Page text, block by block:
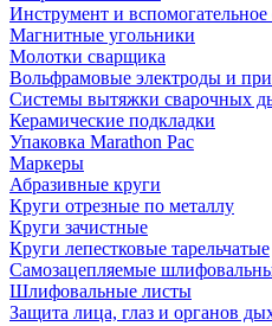
Инструмент и вспомогательное
Магнитные угольники
Молотки сварщика
Вольфрамовые электроды и
Системы вытяжки сварочных
Керамические подкладки
Упаковка Marathon Pac
Маркеры
Абразивные круги
Круги отрезные по металлу
Круги зачистные
Круги лепестковые тарельчатые
Самозацепляемые
Шлифовальные листы
Защита лица, глаз и органов